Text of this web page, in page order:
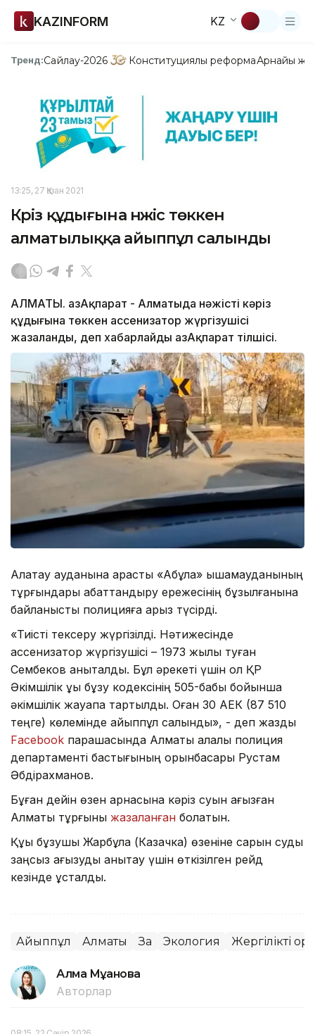
KAZINFORM KZ
Тренд:Сайлау-2026 Конституциялық реформаАрнайы
13:25, 27 Қазан 2021
Кәріз құдығына нәжіс төккен
алматылыққа айыппұл салынды
АЛМАТЫ. ҚазАқпарат - Алматыда нәжісті кәріз
құдығына төккен ассенизатор жүргізушісі
жазаланды, деп хабарлайды ҚазАқпарат тілшісі.
Алатау ауданына қарасты «Ақбұлақ» ықшамауданының
тұрғындары абаттандыру ережесінің бұзылғанына
байланысты полицияға арыз түсірді.
«Тиісті тексеру жүргізілді. Нәтижесінде
ассенизатор жүргізушісі – 1973 жылы туған
Сембеков анықталды. Бұл әрекеті үшін ол ҚР
Әкімшілік құқық бұзу кодексінің 505-бабы бойынша
әкімшілік жауапқа тартылды. Оған 30 АЕК (87 510
теңге) көлемінде айыппұл салынды», - деп жазды
Facebook парақшасында Алматы қалалық полиция
департаменті бастығының орынбасары Рустам
Әбдірахманов.
Бұған дейін өзен арнасына кәріз суын ағызған
Алматы тұрғыны жазаланған болатын.
Құқық бұзушы Жарбұлақ (Казачка) өзеніне сарқын суды
заңсыз ағызуды анықтау үшін өткізілген рейд
кезінде ұсталды.
Айыппұл Алматы Заң Экология Жергілікті
Алма Мұқанова
Авторлар